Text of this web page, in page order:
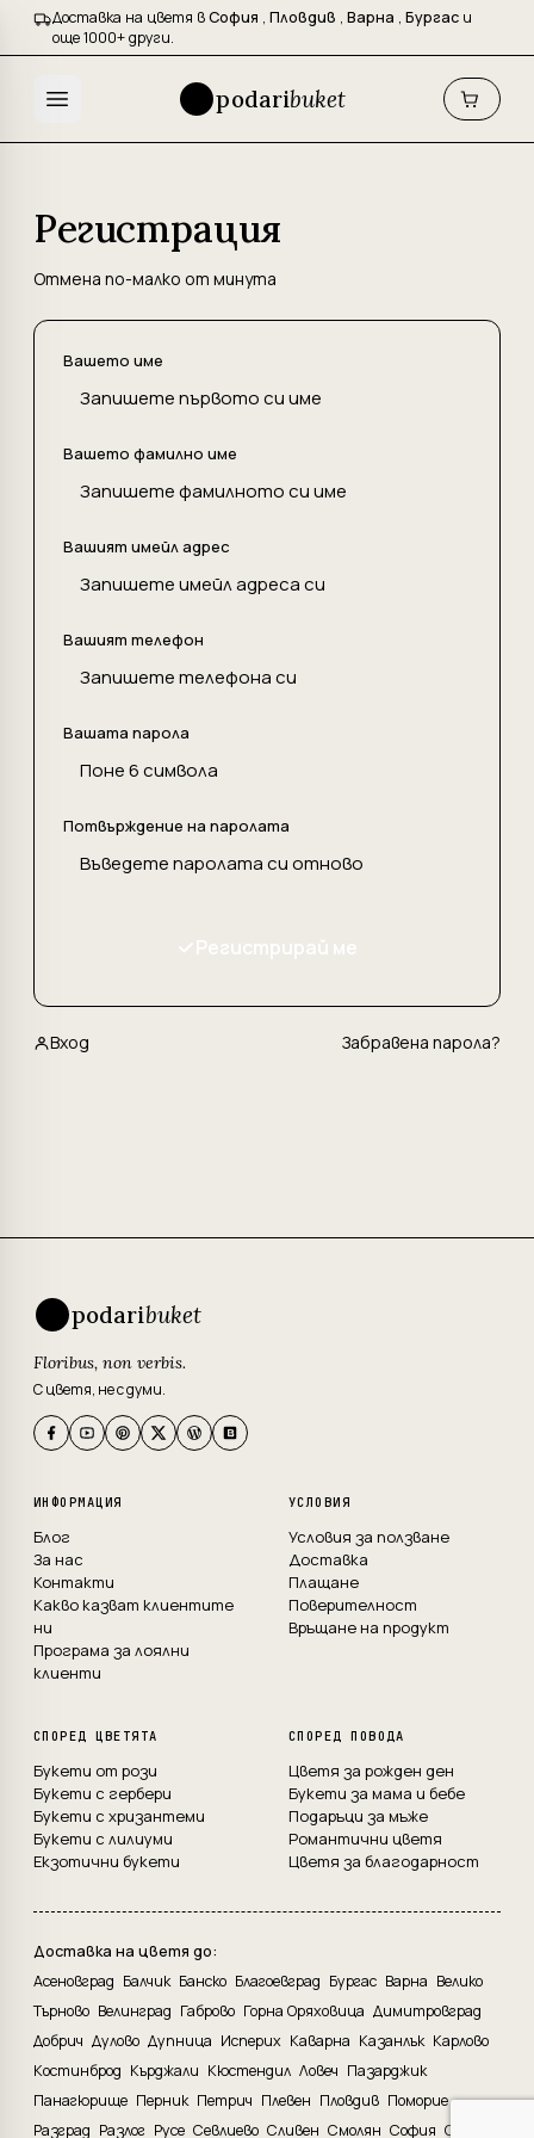
Доставка на цветя вСофия , Пловдив , Варна , Бургас и
още 1000+ други.
podaribuket
Регистрация
Отмена по-малко от минута
Вашето име
Вашето фамилно име
Вашият имейл адрес
Вашият телефон
Вашата парола
Потвърждение на паролата
Регистрирай ме
Вход Забравена парола?
podaribuket
Floribus, non verbis.
С цветя, не с думи.
ИНФОРМАЦИЯ
Блог
За нас
Контакти
Какво казват клиентите
ни
Програма за лоялни
клиенти
УСЛОВИЯ
Условия за ползване
Доставка
Плащане
Поверителност
Връщане на продукт
СПОРЕД ЦВЕТЯТА
Букети от рози
Букети с гербери
Букети с хризантеми
Букети с лилиуми
Екзотични букети
СПОРЕД ПОВОДА
Цветя за рожден ден
Букети за мама и бебе
Подаръци за мъже
Романтични цветя
Цветя за благодарност
Доставка на цветя до:
Асеновград Балчик Банско Благоевград Бургас Варна Велико
Търново Велинград Габрово Горна Оряховица Димитровград
Добрич Дулово Дупница Исперих Каварна Казанлък Карлово
Костинброд Кърджали Кюстендил Ловеч Пазарджик
Панагюрище Перник Петрич Плевен Пловдив Поморие
Разград Разлог Русе Севлиево Сливен Смолян София Стара